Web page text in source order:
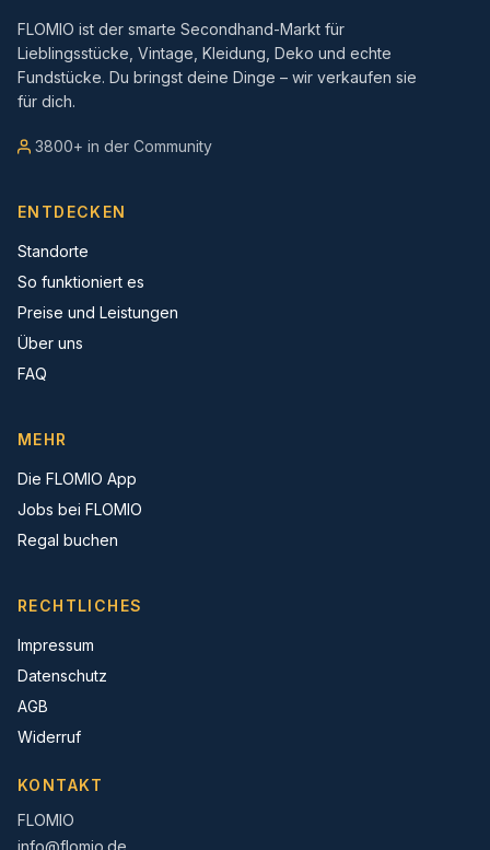
FLOMIO ist der smarte Secondhand-Markt für
Lieblingsstücke, Vintage, Kleidung, Deko und echte
Fundstücke. Du bringst deine Dinge – wir verkaufen sie
für dich.
3800+ in der Community
ENTDECKEN
Standorte
So funktioniert es
Preise und Leistungen
Über uns
FAQ
MEHR
Die FLOMIO App
Jobs bei FLOMIO
Regal buchen
RECHTLICHES
Impressum
Datenschutz
AGB
Widerruf
KONTAKT
FLOMIO
info@flomio.de